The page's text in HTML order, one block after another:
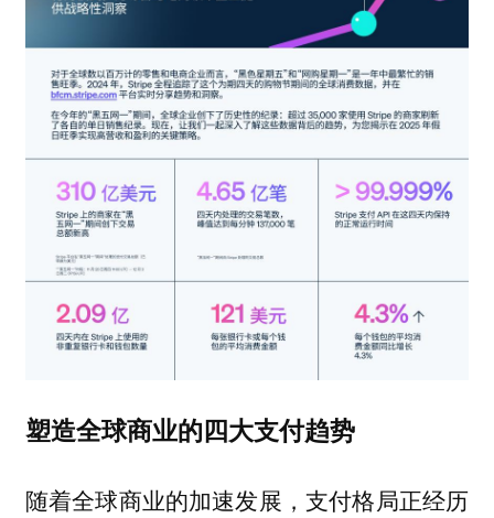
塑造全球商业的四大支付趋势
随着全球商业的加速发展，支付格局正经历